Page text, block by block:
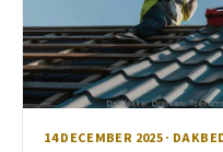
14 DECEMBER 2025 ·